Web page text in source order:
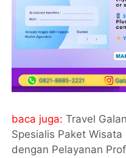
baca juga:Travel
Spesialis Paket
dengan Pelayanan